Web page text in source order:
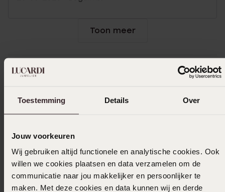
Toestemming Details Over
Jouw voorkeuren
Wij gebruiken altijd functionele en analytische cookies. Ook
willen we cookies plaatsen en data verzamelen om de
communicatie naar jou makkelijker en persoonlijker te
maken. Met deze cookies en data kunnen wij en derde
Toon meer
Ook leuk voor jou